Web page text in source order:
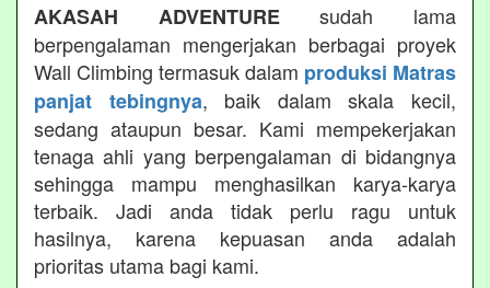
AKASAH ADVENTUREsudah lama
berpengalaman mengerjakan berbagai proyek
Wall Climbing termasuk dalam produksi Matras
panjat tebingnya, baik dalam skala kecil,
sedang ataupun besar. Kami mempekerjakan
tenaga ahli yang berpengalaman di bidangnya
sehingga mampu menghasilkan karya-karya
terbaik. Jadi anda tidak perlu ragu untuk
hasilnya, karena kepuasan anda adalah
prioritas utama bagi kami.